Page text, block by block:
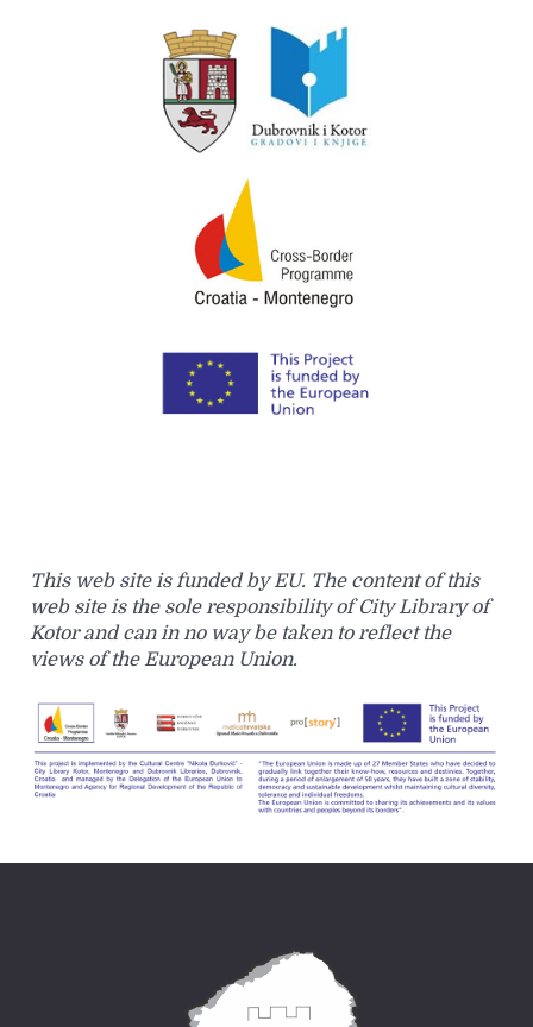
This web site is funded by EU. The content of this
web site is the sole responsibility of City Library of
Kotor and can in no way be taken to reflect the
views of the European Union.